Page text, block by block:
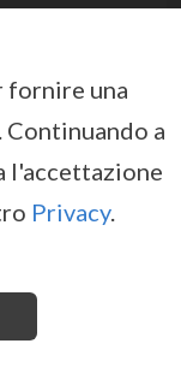
con questi
fornire una
Continuando a
l'accettazione
Privacy.